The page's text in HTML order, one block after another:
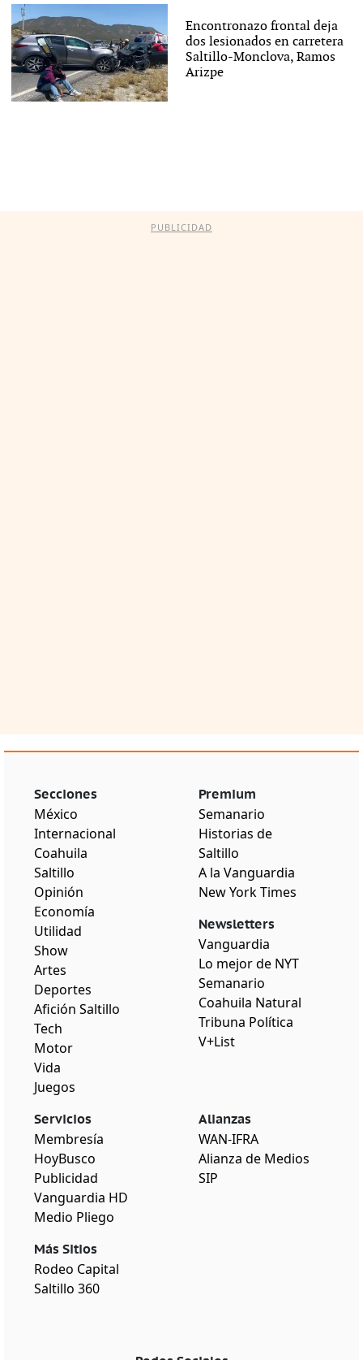
Encontronazo frontal deja
dos lesionados en carretera
Saltillo-Monclova, Ramos
Arizpe
PUBLICIDAD
Secciones
México
Internacional
Coahuila
Saltillo
Opinión
Economía
Utilidad
Show
Artes
Deportes
Afición Saltillo
Tech
Motor
Vida
Juegos
Premium
Semanario
Historias de
Saltillo
A la Vanguardia
New York Times
Newsletters
Vanguardia
Lo mejor de NYT
Semanario
Coahuila Natural
Tribuna Política
V+List
Servicios
Membresía
HoyBusco
Publicidad
Vanguardia HD
Medio Pliego
Más Sitios
Rodeo Capital
Saltillo 360
Alianzas
WAN-IFRA
Alianza de Medios
SIP